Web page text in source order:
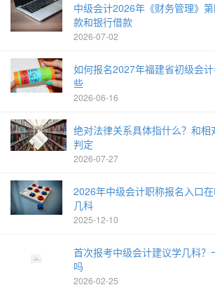
中级会计2026年《财务管理》
款和银行借款
2026-07-02
如何报名2027年福建省初级会
些
2026-06-16
绝对法律关系具体指什么？和
判定
2026-07-27
2026年中级会计职称报名入口
几科
2025-12-10
首次报考中级会计建议学几科
吗
2026-02-25